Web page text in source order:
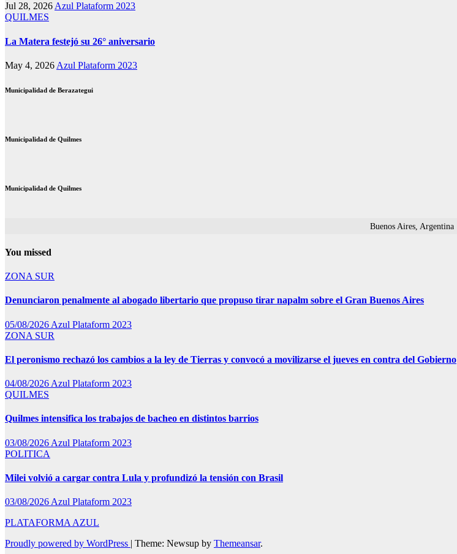
Jul 28, 2026 Azul Plataform 2023
QUILMES
La Matera festejó su 26° aniversario
May 4, 2026 Azul Plataform 2023
Municipalidad de Berazategui
Municipalidad de Quilmes
Municipalidad de Quilmes
Buenos Aires, Argentina
You missed
ZONA SUR
Denunciaron penalmente al abogado libertario que propuso tirar napalm sobre el Gran Buenos Aires
05/08/2026 Azul Plataform 2023
ZONA SUR
El peronismo rechazó los cambios a la ley de Tierras y convocó a movilizarse el jueves en contra del Gobierno
04/08/2026 Azul Plataform 2023
QUILMES
Quilmes intensifica los trabajos de bacheo en distintos barrios
03/08/2026 Azul Plataform 2023
POLITICA
Milei volvió a cargar contra Lula y profundizó la tensión con Brasil
03/08/2026 Azul Plataform 2023
PLATAFORMA AZUL
Proudly powered by WordPress | Theme: Newsup by Themeansar.